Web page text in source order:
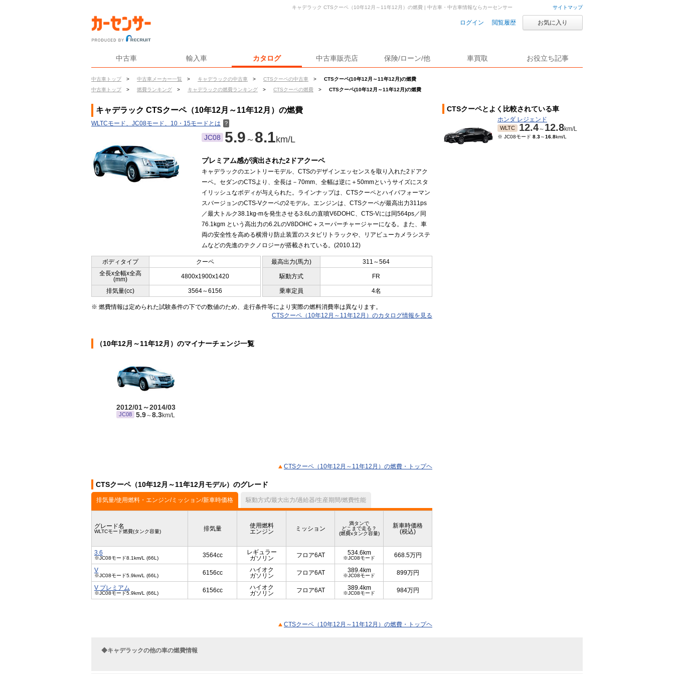
サイトマップ
ログイン 閲覧履歴 お気に入り
中古車 輸入車 カタログ 中古車販売店 保険/ローン/他 車買取 お役立ち記事
中古車トップ > 中古車メーカー一覧 > キャデラックの中古車 > CTSクーペの中古車 >
CTSクーペ(10年12月～11年12月)の燃費
中古車トップ
> 燃費ランキング > キャデラックの燃費ランキング > CTSクーペの燃費 > CTSクーペ(10年12月～11年12月)の燃費
キャデラック CTSクーペ（10年12月～11年12月）の燃費 | 中古車・中古車情報ならカーセンサー
キャデラック CTSクーペ（10年12月～11年12月）の燃費
WLTCモード、JC08モード、10・15モードとは ？
JC08 5.9 ～ 8.1km/L
プレミアム感が演出された2ドアクーペ
キャデラックのエントリーモデル、CTSのデザインエッセンスを取り入れた2ドアク
ーペ。セダンのCTSより、全長は－70mm、全幅は逆に＋50mmというサイズにスタ
イリッシュなボディが与えられた。ラインナップは、CTSクーペとハイパフォーマン
スバージョンのCTS-Vクーペの2モデル。エンジンは、CTSクーペが最高出力311ps
／最大トルク38.1kg-mを発生させる3.6Lの直噴V6DOHC、CTS-Vには同564ps／同
76.1kgm という高出力の6.2LのV8DOHC＋スーパーチャージャーになる。また、車
両の安全性を高める横滑り防止装置のスタビリトラックや、リアビューカメラシステ
ムなどの先進のテクノロジーが搭載されている。(2010.12)
ボディタイプ クーペ 最高出力(馬力)
311～564
全長x全幅x全高
(mm)
4800x1900x1420 駆動方式 FR
排気量(cc) 3564～6156 乗車定員 4名
※ 燃費情報は定められた試験条件の下での数値のため、走行条件等により実際の燃料消費率は異なります。
CTSクーペ（10年12月～11年12月）のカタログ情報を見る
（10年12月～11年12月）のマイナーチェンジ一覧
2012/01～2014/03
JC08 5.9～8.3km/L
CTSクーペ（10年12月～11年12月）の燃費・トップヘ
CTSクーペ（10年12月～11年12月モデル）のグレード
排気量/使用燃料・エンジン/ミッション/新車時価格 駆動方式/最大出力/過給器/生産期間/燃費性能
グレード名
WLTCモード燃費(タンク容量) 排気量
使用燃料
エンジン
ミッション
満タンで
どこまで走る？
(燃費xタンク容量)
新車時価格
(税込)
3.6
※JC08モード8.1km/L (66L) 3564cc
レギュラー
ガソリン
フロア6AT 534.6km
※JC08モード 668.5万円
V
※JC08モード5.9km/L (66L) 6156cc
ハイオク
ガソリン
フロア6AT 389.4km
※JC08モード 899万円
V プレミアム
※JC08モード5.9km/L (66L) 6156cc
ハイオク
ガソリン
フロア6AT 389.4km
※JC08モード 984万円
CTSクーペ（10年12月～11年12月）の燃費・トップヘ
CTSクーペとよく比較されている車
ホンダ レジェンド
WLTC 12.4～ 12.8km/L
※ JC08モード 8.3～16.8km/L
◆キャデラックの他の車の燃費情報